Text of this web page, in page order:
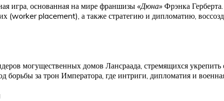
игра, основанная на мире франшизы «Дюна» Фрэнка
(worker placement), а также стратегию и дипломатию,
могущественных домов Лансраада, стремящихся
борьбы за трон Императора, где интриги, дипломатия и